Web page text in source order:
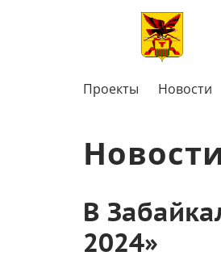
Проекты Новости
В
2024»